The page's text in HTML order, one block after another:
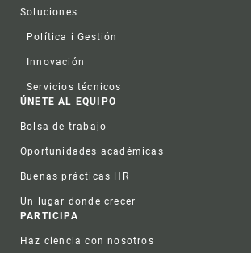
Soluciones
Política i Gestión
Innovación
Servicios técnicos
ÚNETE AL EQUIPO
Bolsa de trabajo
Oportunidades académicas
Buenas prácticas HR
Un lugar donde crecer
PARTICIPA
Haz ciencia con nosotros